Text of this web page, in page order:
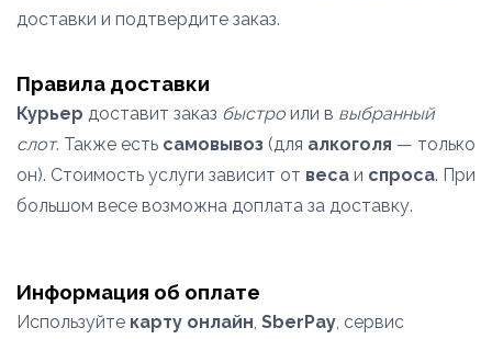
доставки и подтвердите заказ.
Правила доставки
Курьер доставит заказ быстро или в выбранный
слот. Также есть самовывоз (для алкоголя — только
он). Стоимость услуги зависит от веса и спроса. При
большом весе возможна доплата за доставку.
Информация об оплате
Используйте карту онлайн, SberPay, сервис